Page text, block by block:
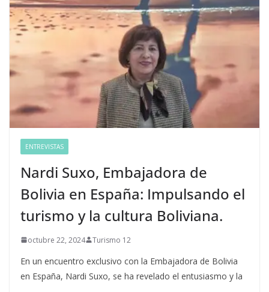
ENTREVISTAS
Nardi Suxo, Embajadora de
Bolivia en España: Impulsando el
turismo y la cultura Boliviana.
octubre 22, 2024 Turismo 12
En un encuentro exclusivo con la Embajadora de Bolivia
en España, Nardi Suxo, se ha revelado el entusiasmo y la